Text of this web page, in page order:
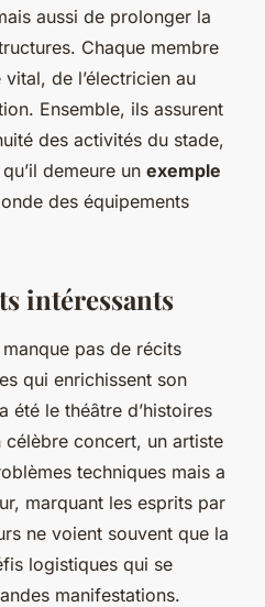
aussi de prolonger la
Chaque membre
de l’électricien au
Ensemble, ils assurent
des activités du stade,
demeure un exemple
des équipements
intéressants
manque pas de récits
qui enrichissent son
été le théâtre d’histoires
célèbre concert, un artiste
techniques mais a
marquant les esprits par
ne voient souvent que la
logistiques qui se
manifestations.